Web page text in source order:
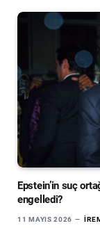
Epstein’in suç
engelledi?
11 MAYIS 2026